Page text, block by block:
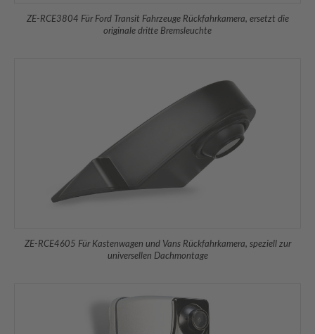
ZE-RCE3804 Für Ford Transit Fahrzeuge Rückfahrkamera, ersetzt die
originale dritte Bremsleuchte
ZE-RCE4605 Für Kastenwagen und Vans Rückfahrkamera, speziell zur
universellen Dachmontage